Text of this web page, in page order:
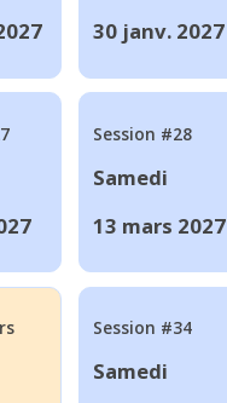
30 janv. 2027
Session #28
Samedi
13 mars 2027
Session #34
Samedi